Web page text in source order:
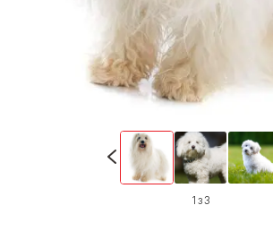
1 з 3